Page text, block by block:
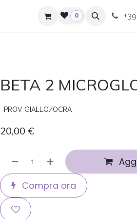
0
BETA 2
PROV GIALLO/OCRA
20,00 €
Compra ora